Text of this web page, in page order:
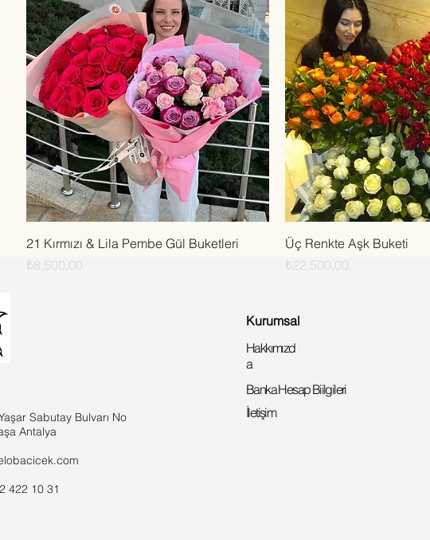
Hızlı Bakış
21 Kırmızı & Lila Pembe Gül Buketleri
Fiyat
₺8.500,00
Hızlı Bakış
Üç Renkte Aşk Buketi
Fiyat
₺22.500,00
Sabutay Bulvarı No
Antalya
422 10 31
Kurumsal
Hakkımızd
a
Banka Hesap Biilgileri
İletişim